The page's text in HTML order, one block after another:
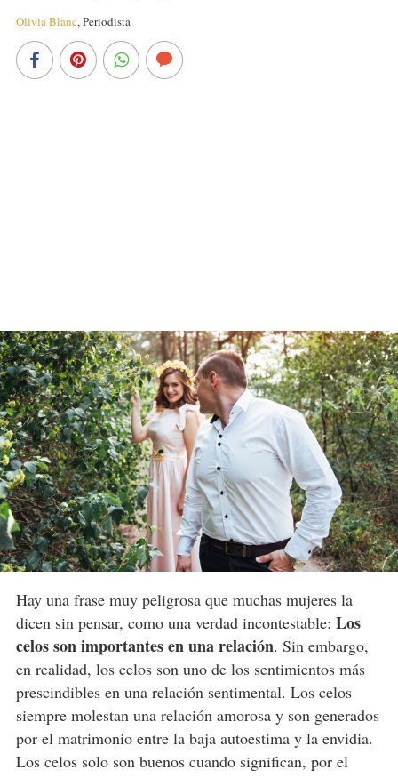
Olivia Blanc,Periodista
Hay una frase muy peligrosa que muchas mujeres la
dicen sin pensar, como una verdad incontestable: Los
celos son importantes en una relación. Sin embargo,
en realidad, los celos son uno de los sentimientos más
prescindibles en una relación sentimental. Los celos
siempre molestan una relación amorosa y son generados
por el matrimonio entre la baja autoestima y la envidia.
Los celos solo son buenos cuando significan, por el